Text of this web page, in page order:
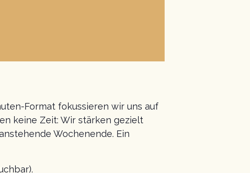
Format fokussieren wir uns auf
keine Zeit: Wir stärken gezielt
Wochenende. Ein